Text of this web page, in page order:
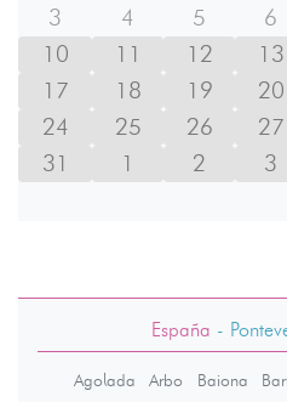
3
4 5 6
10
11 12 13
17
18 19 20
24
25 26 27
31
1 2 3
España -
Agolada Arbo Baiona